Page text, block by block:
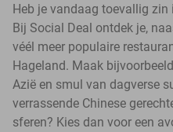
Heb je vandaag toevallig zin
Bij Social Deal ontdek je,
véél meer populaire
Hageland. Maak
Azië en smul van dagverse
verrassende Chinese
sferen? Kies dan voor een